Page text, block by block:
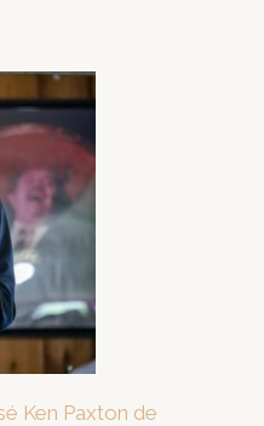
Ken Paxton de